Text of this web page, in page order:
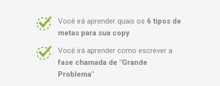
Você irá aprender quais os 6 tipos de
metas para sua copy
Você irá aprender como escrever a
fase chamada de "Grande
Problema"